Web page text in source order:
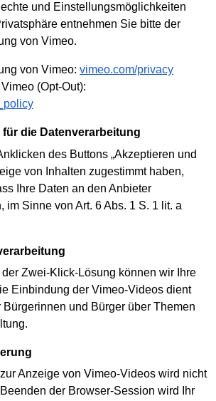
und Einstellungsmöglichkeiten
entnehmen Sie bitte der
von Vimeo.
von Vimeo: vimeo.com/privacy
(Opt-Out):
für die Datenverarbeitung
des Buttons „Akzeptieren und
von Inhalten zugestimmt haben,
Ihre Daten an den Anbieter
im Sinne von Art. 6 Abs. 1 S. 1 lit. a
Zwei-Klick-Lösung können wir Ihre
Einbindung der Vimeo-Videos dient
Bürgerinnen und Bürger über Themen
Anzeige von Vimeo-Videos wird nicht
der Browser-Session wird Ihr